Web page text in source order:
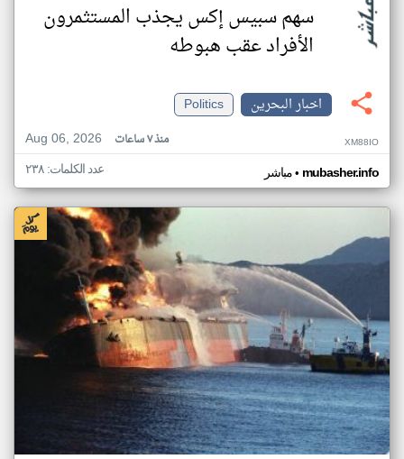
سهم سبيس إكس يجذب المستثمرون
الأفراد عقب هبوطه
اخبار البحرين
Politics
Aug 06, 2026
منذ ٧ ساعات XM88IO
مباشر• mubasher.info عدد الكلمات: ٢٣٨